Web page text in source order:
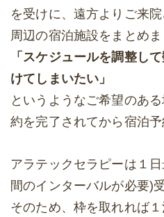
を受けに、遠方よりご来
周辺の宿泊施設をまとめま
「スケジュールを調整し
けてしまいたい」
というようなご希望のあ
約を完了されてから宿泊予
アラテックセラピーは１
間のインターバルが必要)
そのため、枠を取れれば